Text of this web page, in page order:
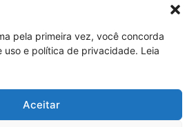
pela primeira vez, você concorda
uso e política de privacidade. Leia
Aceitar
– ASSOCIAÇÃO BRASILEIRA DE